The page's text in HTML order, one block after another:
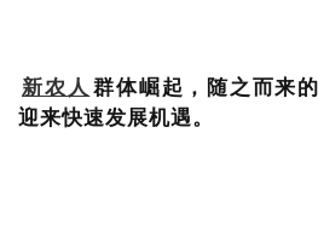
新农人 群体崛起，随之而来
迎来快速发展机遇。